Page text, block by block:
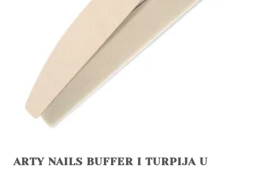
ARTY NAILS BUFFER I TURPIJA U